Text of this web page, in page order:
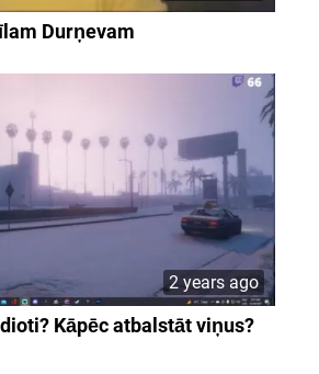
Durņevam
2 years ago
Kāpēc atbalstāt viņus?